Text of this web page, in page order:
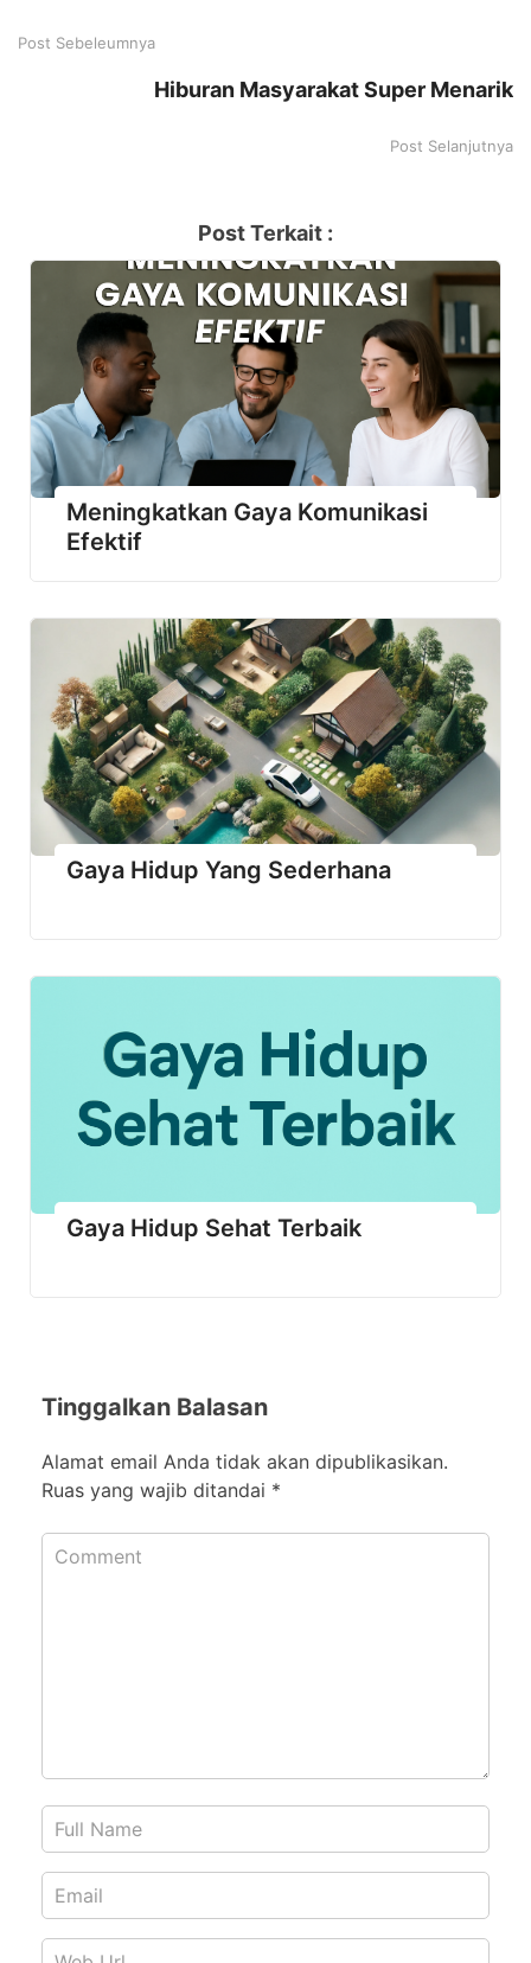
Post Sebeleumnya
Hiburan Masyarakat Super Menarik
Post Selanjutnya
Post Terkait :
Meningkatkan Gaya Komunikasi
Efektif
Gaya Hidup Yang Sederhana
Gaya Hidup Sehat Terbaik
Tinggalkan Balasan
Alamat email Anda tidak akan dipublikasikan.
Ruas yang wajib ditandai *